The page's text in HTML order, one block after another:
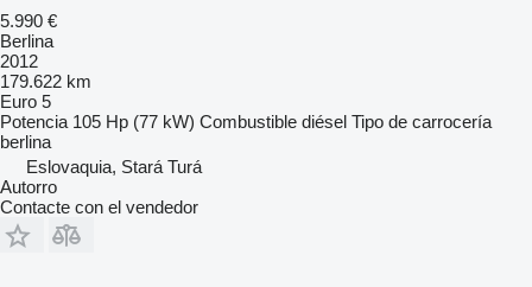
5.990 €
Berlina
2012
179.622 km
Euro 5
Potencia 105 Hp (77 kW) Combustible diésel Tipo de carrocería
berlina
Eslovaquia, Stará Turá
Autorro
Contacte con el vendedor